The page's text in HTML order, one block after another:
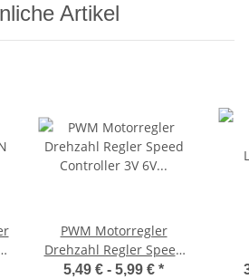
Artikel
PWM Motorregler
Drehzahl Regler Speed
Controller 3V 6V 12V 24V
5,49 € - 5,99 € *